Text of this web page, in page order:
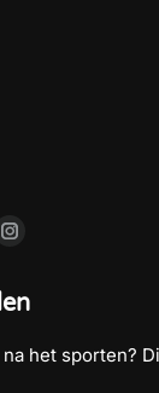
Instagram
opens
new
het sporten?